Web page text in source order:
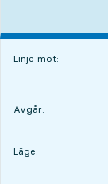
Linje mot:
Avgår:
Läge:
LÄGE,
,